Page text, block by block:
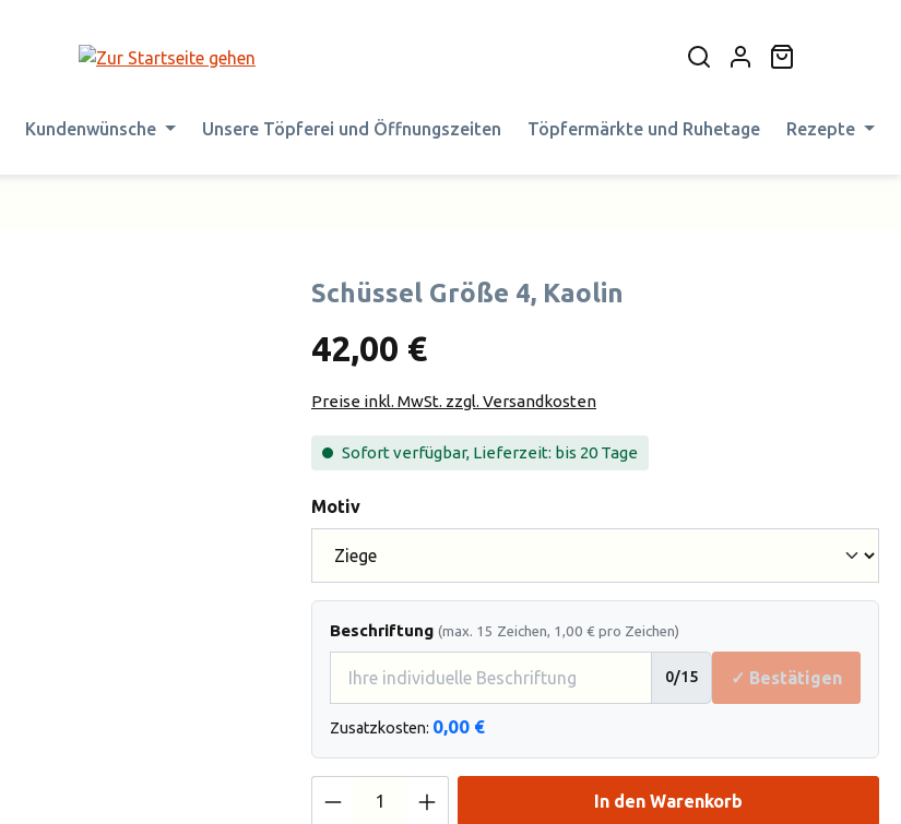
Kundenwünsche Unsere Töpferei und Öffnungszeiten Töpfermärkte und Ruhetage Rezepte
Schüssel Größe 4, Kaolin
42,00 €
Preise inkl. MwSt. zzgl. Versandkosten
Sofort verfügbar, Lieferzeit: bis 20 Tage
Motivauswählen
Beschriftung (max. 15 Zeichen, 1,00 € pro Zeichen)
0/15 ✓ Bestätigen
Zusatzkosten: 0,00 €
Produkt Anzahl: Gib den gewünschten Wert
In den Warenkorb